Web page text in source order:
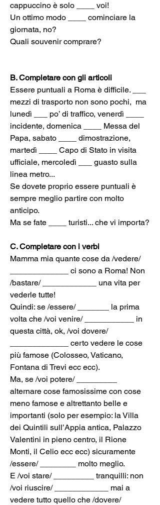
cappuccino è solo ____ voi!
Un ottimo modo ____ cominciare la
giornata, no?
Quali souvenir comprare?
B. Completare con gli articoli
Essere puntuali a Roma è difficile. ___
mezzi di trasporto non sono pochi,  ma
lunedì ___ po’ di traffico, venerdì ____
incidente, domenica ____ Messa del
Papa, sabato ____ dimostrazione,
martedì ____ Capo di Stato in visita
ufficiale, mercoledì ___ guasto sulla
linea metro...
Se dovete proprio essere puntuali è
sempre meglio partire con molto
anticipo.
Ma se fate ____ turisti... che vi importa?
C. Completare con i verbi
Mamma mia quante cose da /vedere/
_____________ ci sono a Roma! Non
/bastare/ ____________ una vita per
vederle tutte!
Quindi: se /essere/ _______ la prima
volta che /voi venire/ ___________ in
questa città, ok, /voi dovere/
_____________ certo vedere le cose
più famose (Colosseo, Vaticano,
Fontana di Trevi ecc ecc).
Ma, se /voi potere/ _________
alternare cose famosissime con cose
meno famose e altrettanto belle e
importanti (solo per esempio: la Villa
dei Quintili sull’Appia antica, Palazzo
Valentini in pieno centro, il Rione
Monti, il Celio ecc ecc) sicuramente
/essere/ ________ molto meglio.
E /voi stare/ _________ tranquilli: non
/voi riuscire/ ____________ mai a
vedere tutto quello che /dovere/